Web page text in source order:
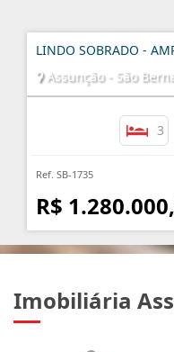
LINDO SOBRADO -
Assunção - São
3
Ref. SB-1735
R$
Imobiliária